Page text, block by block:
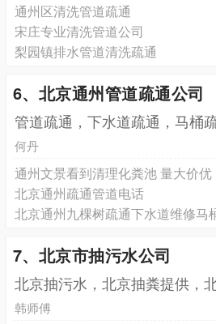
通州区清洗管道疏通
宋庄专业清洗管道公司
梨园镇排水管道清洗疏通
6、北京通州管道疏通公司
管道疏通，下水道疏通，马桶
何丹
通州文景看到清理化粪池 量大价优
北京通州疏通管道电话
北京通州九棵树疏通下水道维修马
7、北京市抽污水公司
北京抽污水，北京抽粪提供，
韩师傅